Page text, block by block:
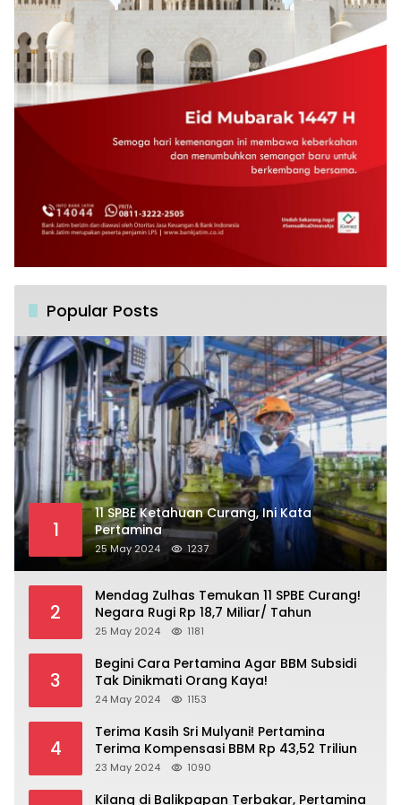
Popular Posts
1
11 SPBE Ketahuan Curang, Ini Kata
Pertamina
25 May 2024 1237
2
Mendag Zulhas Temukan 11 SPBE Curang!
Negara Rugi Rp 18,7 Miliar/ Tahun
25 May 2024 1181
3
Begini Cara Pertamina Agar BBM Subsidi
Tak Dinikmati Orang Kaya!
24 May 2024 1153
4
Terima Kasih Sri Mulyani! Pertamina
Terima Kompensasi BBM Rp 43,52 Triliun
23 May 2024 1090
Kilang di Balikpapan Terbakar, Pertamina